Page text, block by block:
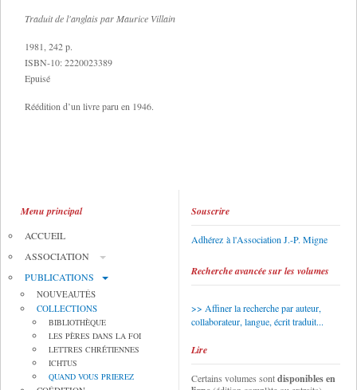
Traduit de l'anglais par Maurice Villain
1981, 242 p.
ISBN-10: 2220023389
Epuisé
Réédition d’un livre paru en 1946.
Menu principal
ACCUEIL
ASSOCIATION
PUBLICATIONS
NOUVEAUTÉS
COLLECTIONS
BIBLIOTHÈQUE
LES PÈRES DANS LA FOI
LETTRES CHRÉTIENNES
ICHTUS
QUAND VOUS PRIEREZ
Souscrire
Adhérez à l'Association J.-P. Migne
Recherche avancée sur les volumes
Affiner la recherche par auteur,
collaborateur, langue, écrit traduit...
Lire
Certains volumes sontdisponibles en